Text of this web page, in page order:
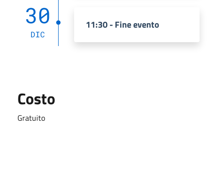
30
DIC
11:30 - Fine evento
Costo
Gratuito